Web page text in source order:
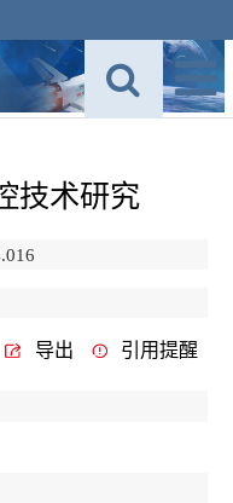
技术研究
导出 引用提醒